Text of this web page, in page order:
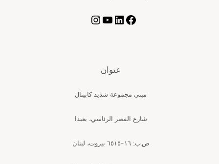
عنوان
مبنى مجموعة شديد كابيتال
شارع القصر الرئاسي، بعبدا
ص.ب.: ١٦-٦٥١٥ ​​بيروت، لبنان